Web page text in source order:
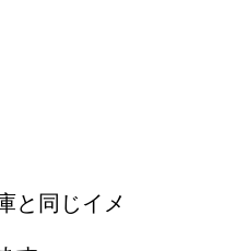
と同じイメ